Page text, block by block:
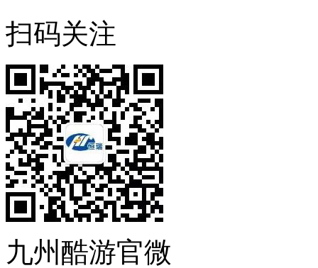
扫码关注
九州酷游官微